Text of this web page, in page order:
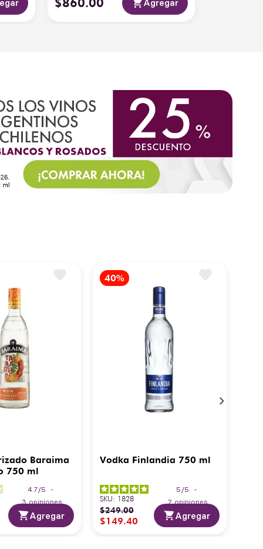
Agregar
Baraima
750 ml
4.7/5
-
3 opiniones
Agregar
Vodka Finlandia 750 ml
5 /5
-
2 opiniones
SKU: 1828
$249.00
$149.40 Agregar